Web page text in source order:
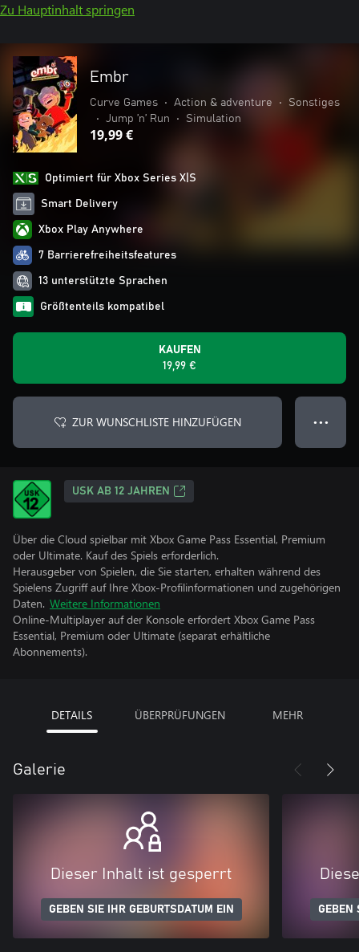
Zu Hauptinhalt springen
Embr
Curve Games • Action & adventure •
Sonstiges
•
Jump ’n’ Run • Simulation
19,99 €
Optimiert für Xbox Series X|S
Smart Delivery
Xbox Play Anywhere
7 Barrierefreiheitsfeatures
13 unterstützte Sprachen
Größtenteils kompatibel
KAUFEN
19,99 €
ZUR WUNSCHLISTE HINZUFÜGEN ● ● ●
USK AB 12 JAHREN
Über die Cloud spielbar mit Xbox Game Pass Essential, Premium
oder Ultimate. Kauf des Spiels erforderlich.
Herausgeber von Spielen, die Sie starten, erhalten während des
Spielens Zugriff auf Ihre Xbox-Profilinformationen und zugehörigen
Daten. Weitere Informationen
Online-Multiplayer auf der Konsole erfordert Xbox Game Pass
Essential, Premium oder Ultimate (separat erhältliche
Abonnements).
DETAILS ÜBERPRÜFUNGEN MEHR
Galerie
Dieser Inhalt ist gesperrt
GEBEN SIE IHR GEBURTSDATUM EIN GEBEN